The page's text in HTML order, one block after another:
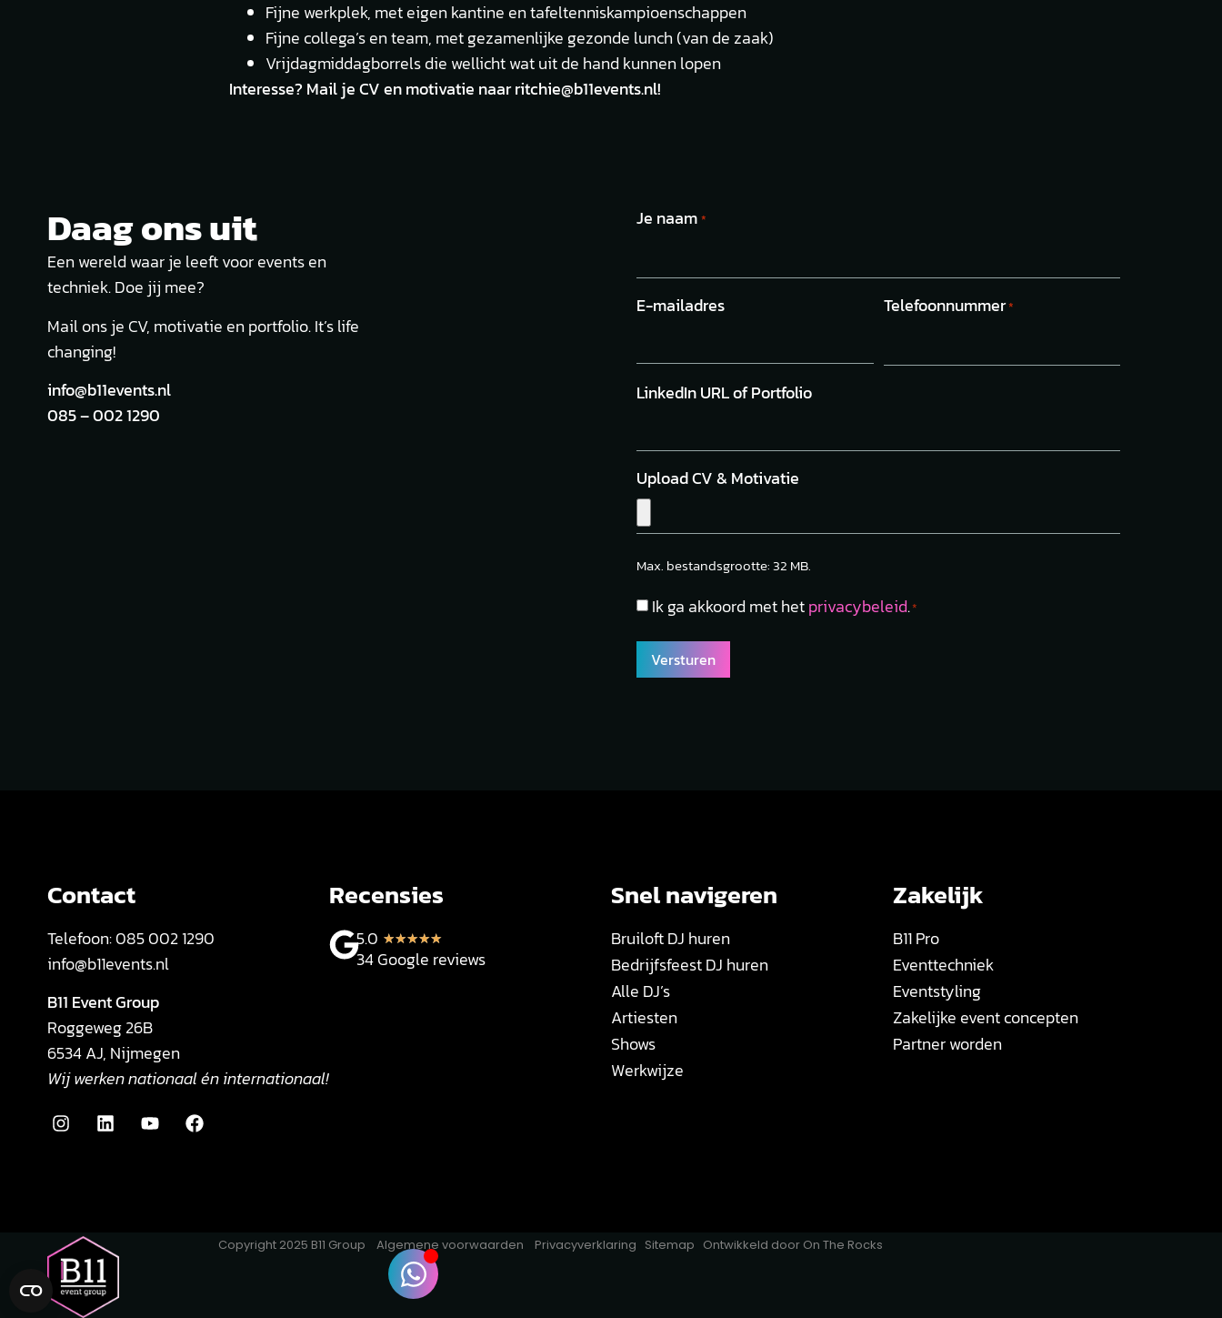
Fijne werkplek, met eigen kantine en tafeltenniskampioenschappen
Fijne collega’s en team, met gezamenlijke gezonde lunch (van de zaak)
Vrijdagmiddagborrels die wellicht wat uit de hand kunnen lopen
Interesse? Mail je CV en motivatie naar ritchie@b11events.nl!
Daag ons uit
.
Een wereld waar je leeft voor events en
techniek. Doe jij mee?
Mail ons je CV, motivatie en portfolio. It’s life
changing!
info@b11events.nl
085 –002 1290
Je naam *
E-mailadres Telefoonnummer*
LinkedIn URL of Portfolio
Upload CV & Motivatie
Max. bestandsgrootte: 32 MB.
Privacy
Ik ga akkoord met hetprivacybeleid.*
Contact
Telefoon:085 002 1290
info@b11events.nl
B11 Event Group
Roggeweg 26B
6534 AJ, Nijmegen
Wij werken nationaal én internationaal!
Recensies
5.0 ★★★★★
34 Google reviews
Snel navigeren
Bruiloft DJ huren
Bedrijfsfeest DJ huren
Alle DJ’s
Artiesten
Shows
Werkwijze
Zakelijk
B11 Pro
Eventtechniek
Eventstyling
Zakelijke event concepten
Partner worden
Copyright 2025 B11 Group Algemene voorwaarden Privacyverklaring Sitemap Ontwikkeld door On The Rocks